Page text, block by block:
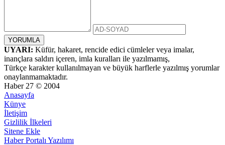
UYARI: Küfür, hakaret, rencide edici cümleler veya imalar,
inançlara saldırı içeren, imla kuralları ile yazılmamış,
Türkçe karakter kullanılmayan ve büyük harflerle yazılmış yorumlar
onaylanmamaktadır.
Haber 27 © 2004
Anasayfa
Künye
İletişim
Gizlilik İlkeleri
Sitene Ekle
Haber Portalı Yazılımı